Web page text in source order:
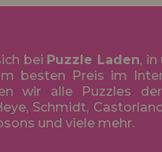
bei Puzzle Laden,
besten Preis im
wir alle Puzzles
Schmidt,
und viele mehr.